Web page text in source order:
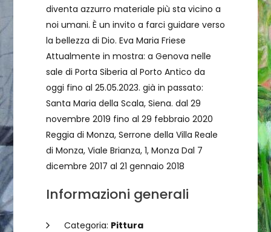
diventa azzurro materiale più sta vicino a
noi umani. È un invito a farci guidare verso
la bellezza di Dio. Eva Maria Friese
Attualmente in mostra: a Genova nelle
sale di Porta Siberia al Porto Antico da
oggi fino al 25.05.2023. già in passato:
Santa Maria della Scala, Siena. dal 29
novembre 2019 fino al 29 febbraio 2020
Reggia di Monza, Serrone della Villa Reale
di Monza, Viale Brianza, 1, Monza Dal 7
dicembre 2017 al 21 gennaio 2018
Informazioni generali
Categoria: Pittura